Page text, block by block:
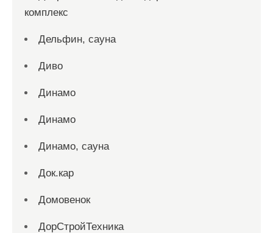
комплекс
Дельфин, сауна
Диво
Динамо
Динамо
Динамо, сауна
Док.кар
Домовенок
ДорСтройТехника